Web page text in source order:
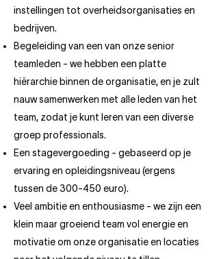
instellingen tot overheidsorganisaties en
bedrijven.
Begeleiding van een van onze senior
teamleden - we hebben een platte
hiërarchie binnen de organisatie, en je zult
nauw samenwerken met alle leden van het
team, zodat je kunt leren van een diverse
groep professionals.
Een stagevergoeding - gebaseerd op je
ervaring en opleidingsniveau (ergens
tussen de 300-450 euro).
Veel ambitie en enthousiasme - we zijn een
klein maar groeiend team vol energie en
motivatie om onze organisatie en locaties